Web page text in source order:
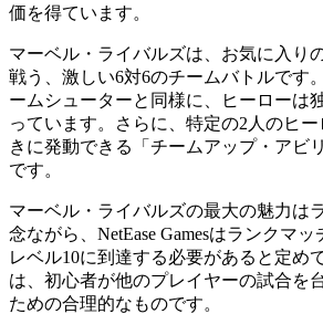
価を得ています。
マーベル・ライバルズは、お気に入り
戦う、激しい6対6のチームバトルです
ームシューターと同様に、ヒーローは
っています。さらに、特定の2人のヒ
きに発動できる「チームアップ・アビ
です。
マーベル・ライバルズの最大の魅力は
念ながら、NetEase Gamesはランクマ
レベル10に到達する必要があると定め
は、初心者が他のプレイヤーの試合を
ための合理的なものです。